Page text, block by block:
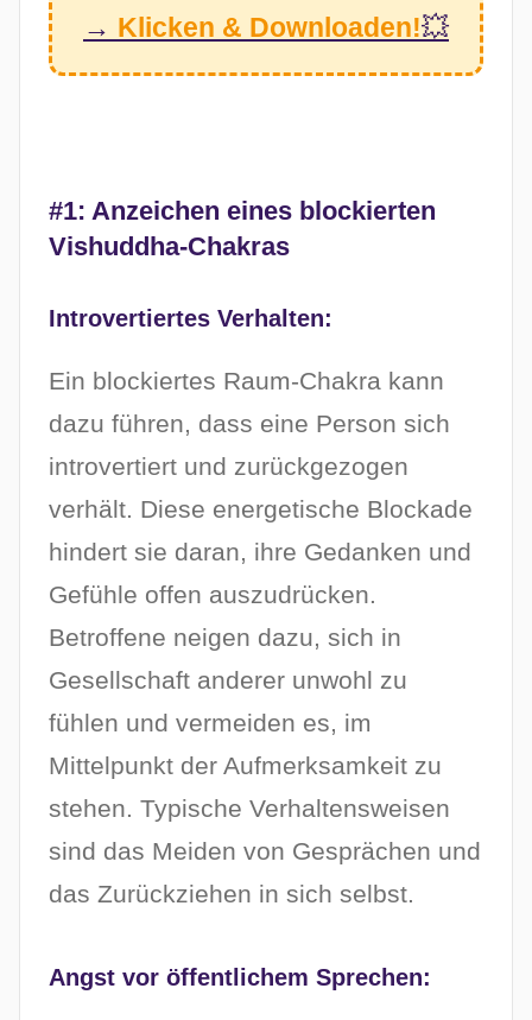
→ Klicken & Downloaden!💥
#1: Anzeichen eines blockierten
Vishuddha-Chakras
Introvertiertes Verhalten:
Ein blockiertes Raum-Chakra kann
dazu führen, dass eine Person sich
introvertiert und zurückgezogen
verhält. Diese energetische Blockade
hindert sie daran, ihre Gedanken und
Gefühle offen auszudrücken.
Betroffene neigen dazu, sich in
Gesellschaft anderer unwohl zu
fühlen und vermeiden es, im
Mittelpunkt der Aufmerksamkeit zu
stehen. Typische Verhaltensweisen
sind das Meiden von Gesprächen und
das Zurückziehen in sich selbst.
Angst vor öffentlichem Sprechen: